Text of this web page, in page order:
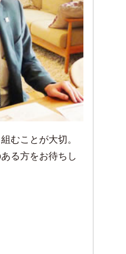
むことが大切。
る方をお待ちし